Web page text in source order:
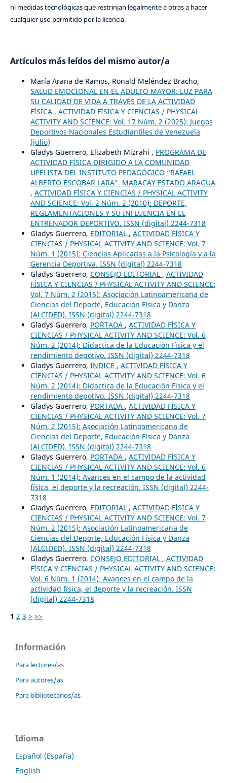
ni medidas tecnológicas que restrinjan legalmente a otras a hacer
cualquier uso permitido por la licencia.
Artículos más leídos del mismo autor/a
María Arana de Ramos, Ronald Meléndez Bracho,
SALUD EMOCIONAL EN EL ADULTO MAYOR: LUZ PARA
SU CALIDAD DE VIDA A TRAVÉS DE LA ACTIVIDAD
FÍSICA , ACTIVIDAD FÍSICA Y CIENCIAS / PHYSICAL
ACTIVITY AND SCIENCE: Vol. 17 Núm. 2 (2025): Juegos
Deportivos Nacionales Estudiantiles de Venezuela
(julio)
Gladys Guerrero, Elizabeth Mizrahi , PROGRAMA DE
ACTIVIDAD FÍSICA DIRIGIDO A LA COMUNIDAD
UPELISTA DEL INSTITUTO PEDAGÓGICO “RAFAEL
ALBERTO ESCOBAR LARA”. MARACAY ESTADO ARAGUA
, ACTIVIDAD FÍSICA Y CIENCIAS / PHYSICAL ACTIVITY
AND SCIENCE: Vol. 2 Núm. 2 (2010): DEPORTE,
REGLAMENTACIONES Y SU INFLUENCIA EN EL
ENTRENADOR DEPORTIVO. ISSN (digital) 2244-7318
Gladys Guerrero, EDITORIAL , ACTIVIDAD FÍSICA Y
CIENCIAS / PHYSICAL ACTIVITY AND SCIENCE: Vol. 7
Núm. 1 (2015): Ciencias Aplicadas a la Psicología y a la
Gerencia Deportiva. ISSN (digital) 2244-7318
Gladys Guerrero, CONSEJO EDITORIAL , ACTIVIDAD
FÍSICA Y CIENCIAS / PHYSICAL ACTIVITY AND SCIENCE:
Vol. 7 Núm. 2 (2015): Asociación Latinoamericana de
Ciencias del Deporte, Educación Física y Danza
(ALCIDED). ISSN (digital) 2244-7318
Gladys Guerrero, PORTADA , ACTIVIDAD FÍSICA Y
CIENCIAS / PHYSICAL ACTIVITY AND SCIENCE: Vol. 6
Núm. 2 (2014): Didactica de la Educaciòn Fìsica y el
rendimiento depotivo. ISSN (digital) 2244-7318
Gladys Guerrero, INDICE , ACTIVIDAD FÍSICA Y
CIENCIAS / PHYSICAL ACTIVITY AND SCIENCE: Vol. 6
Núm. 2 (2014): Didactica de la Educaciòn Fìsica y el
rendimiento depotivo. ISSN (digital) 2244-7318
Gladys Guerrero, PORTADA , ACTIVIDAD FÍSICA Y
CIENCIAS / PHYSICAL ACTIVITY AND SCIENCE: Vol. 7
Núm. 2 (2015): Asociación Latinoamericana de
Ciencias del Deporte, Educación Física y Danza
(ALCIDED). ISSN (digital) 2244-7318
Gladys Guerrero, PORTADA , ACTIVIDAD FÍSICA Y
CIENCIAS / PHYSICAL ACTIVITY AND SCIENCE: Vol. 6
Núm. 1 (2014): Avances en el campo de la actividad
física, el deporte y la recreación. ISSN (digital) 2244-
7318
Gladys Guerrero, EDITORIAL , ACTIVIDAD FÍSICA Y
CIENCIAS / PHYSICAL ACTIVITY AND SCIENCE: Vol. 7
Núm. 2 (2015): Asociación Latinoamericana de
Ciencias del Deporte, Educación Física y Danza
(ALCIDED). ISSN (digital) 2244-7318
Gladys Guerrero, CONSEJO EDITORIAL , ACTIVIDAD
FÍSICA Y CIENCIAS / PHYSICAL ACTIVITY AND SCIENCE:
Vol. 6 Núm. 1 (2014): Avances en el campo de la
actividad física, el deporte y la recreación. ISSN
(digital) 2244-7318
1 2 3 > >>
Información
Para lectores/as
Para autores/as
Para bibliotecarios/as
Idioma
Español (España)
English